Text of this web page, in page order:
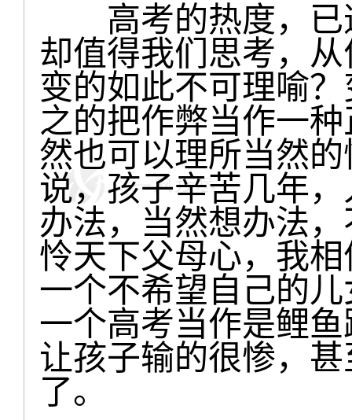
高考的热度，已
却值得我们思考，
变的如此不可理喻
之的把作弊当作一
然也可以理所当然
说，孩子辛苦几年
办法，当然想办法
怜天下父母心，我
一个不希望自己的
一个高考当作是鲤
让孩子输的很惨，
了。